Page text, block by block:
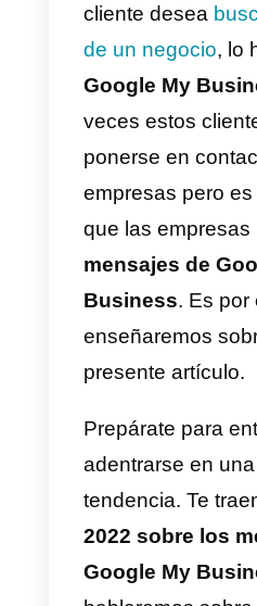
para con las
día. Cambian
quizás lo
mañana ya
Businesses
que los
las
mucha
cliente desea
Google My
veces estos
ponerse en
empresas